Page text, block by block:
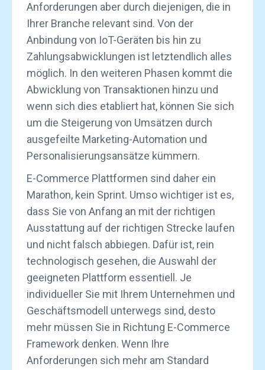
Anforderungen aber durch diejenigen, die in
Ihrer Branche relevant sind. Von der
Anbindung von IoT-Geräten bis hin zu
Zahlungsabwicklungen ist letztendlich alles
möglich. In den weiteren Phasen kommt die
Abwicklung von Transaktionen hinzu und
wenn sich dies etabliert hat, können Sie sich
um die Steigerung von Umsätzen durch
ausgefeilte Marketing-Automation und
Personalisierungsansätze kümmern.
E-Commerce Plattformen sind daher ein
Marathon, kein Sprint. Umso wichtiger ist es,
dass Sie von Anfang an mit der richtigen
Ausstattung auf der richtigen Strecke laufen
und nicht falsch abbiegen. Dafür ist, rein
technologisch gesehen, die Auswahl der
geeigneten Plattform essentiell. Je
individueller Sie mit Ihrem Unternehmen und
Geschäftsmodell unterwegs sind, desto
mehr müssen Sie in Richtung E-Commerce
Framework denken. Wenn Ihre
Anforderungen sich mehr am Standard